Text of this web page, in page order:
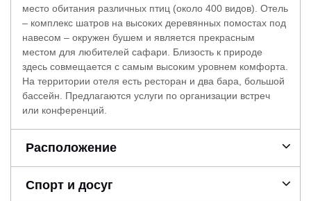
место обитания различных птиц (около 400 видов). Отель
– комплекс шатров на высоких деревянных помостах под
навесом – окружен бушем и является прекрасным
местом для любителей сафари. Близость к природе
здесь совмещается с самым высоким уровнем комфорта.
На территории отеля есть ресторан и два бара, большой
бассейн. Предлагаются услуги по организации встреч
или конференций.
Расположение
Спорт и досуг